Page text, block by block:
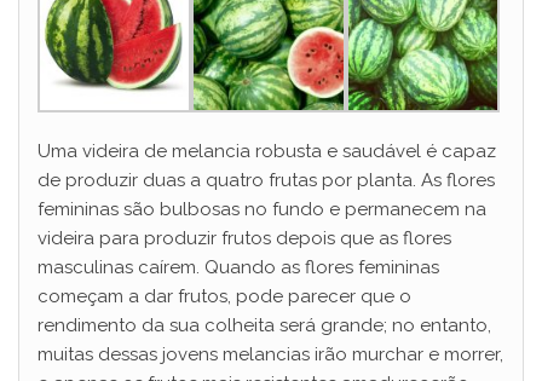
Uma videira de melancia robusta e saudável é capaz
de produzir duas a quatro frutas por planta. As flores
femininas são bulbosas no fundo e permanecem na
videira para produzir frutos depois que as flores
masculinas caírem. Quando as flores femininas
começam a dar frutos, pode parecer que o
rendimento da sua colheita será grande; no entanto,
muitas dessas jovens melancias irão murchar e morrer,